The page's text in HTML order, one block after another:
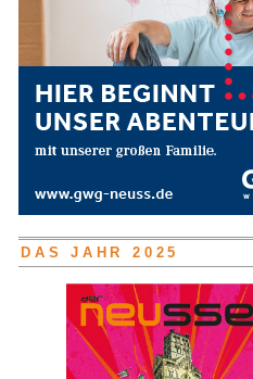
DAS JAHR 2025